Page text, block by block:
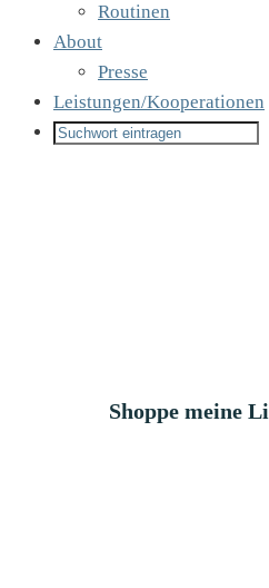
Routinen
About
Presse
Leistungen/Kooperationen
Shoppe meine